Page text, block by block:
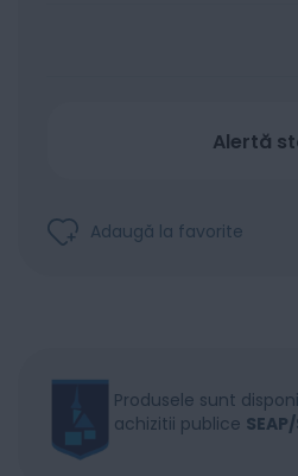
Alertă
Adaugă la favorite
Produsele sunt
achizitii publice